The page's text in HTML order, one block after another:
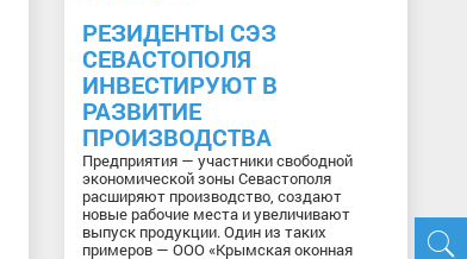
РЕЗИДЕНТЫ СЭЗ
СЕВАСТОПОЛЯ
ИНВЕСТИРУЮТ В
РАЗВИТИЕ
ПРОИЗВОДСТВА
Предприятия — участники свободной
экономической зоны Севастополя
расширяют производство, создают
новые рабочие места и увеличивают
выпуск продукции. Один из таких
примеров — ООО «Крымская оконная